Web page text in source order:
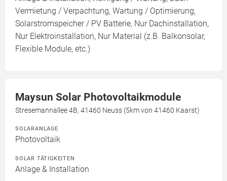
Vermietung / Verpachtung, Wartung / Optimierung,
Solarstromspeicher / PV Batterie, Nur Dachinstallation,
Nur Elektroinstallation, Nur Material (z.B. Balkonsolar,
Flexible Module, etc.)
Maysun Solar Photovoltaikmodule
Stresemannallee 4B, 41460 Neuss (5km von 41460 Kaarst)
SOLARANLAGE
Photovoltaik
SOLAR TÄTIGKEITEN
Anlage & Installation